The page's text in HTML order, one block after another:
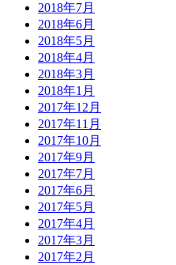
2018年7月
2018年6月
2018年5月
2018年4月
2018年3月
2018年1月
2017年12月
2017年11月
2017年10月
2017年9月
2017年7月
2017年6月
2017年5月
2017年4月
2017年3月
2017年2月